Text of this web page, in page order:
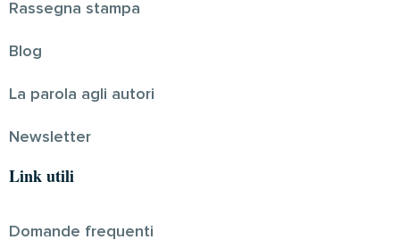
Rassegna stampa
Blog
La parola agli autori
Newsletter
Link utili
Domande frequenti